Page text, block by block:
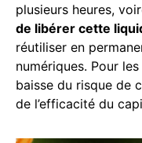
plusieurs heures,
de libérer cette
réutiliser en
numériques. Pour
baisse du risque de
de l’efficacité du